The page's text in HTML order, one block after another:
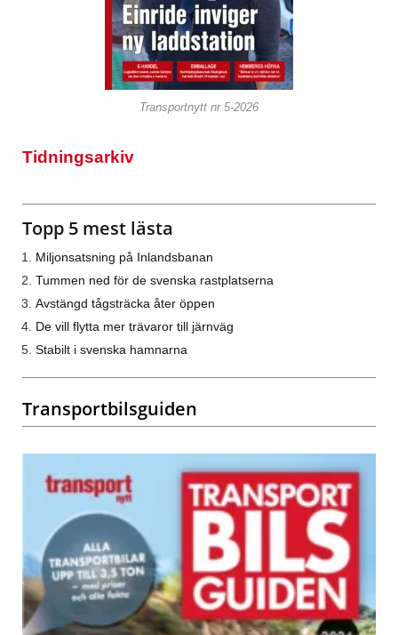
Transportnytt nr 5-2026
Tidningsarkiv
Topp 5 mest lästa
Miljonsatsning på Inlandsbanan
Tummen ned för de svenska rastplatserna
Avstängd tågsträcka åter öppen
De vill flytta mer trävaror till järnväg
Stabilt i svenska hamnarna
Transportbilsguiden